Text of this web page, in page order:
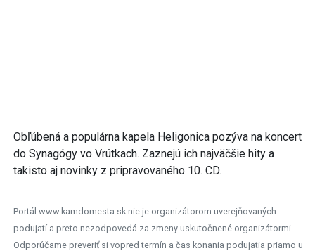
Obľúbená a populárna kapela Heligonica pozýva na koncert
do Synagógy vo Vrútkach. Zaznejú ich najväčšie hity a
takisto aj novinky z pripravovaného 10. CD.
Portál www.kamdomesta.sk nie je organizátorom uverejňovaných
podujatí a preto nezodpovedá za zmeny uskutočnené organizátormi.
Odporúčame preveriť si vopred termín a čas konania podujatia priamo u